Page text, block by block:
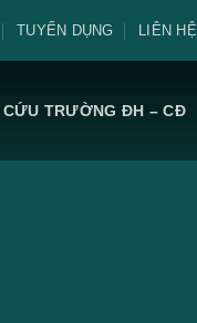
TUYỂN DỤNG LIÊN HỆ
CỨU TRƯỜNG ĐH – CĐ